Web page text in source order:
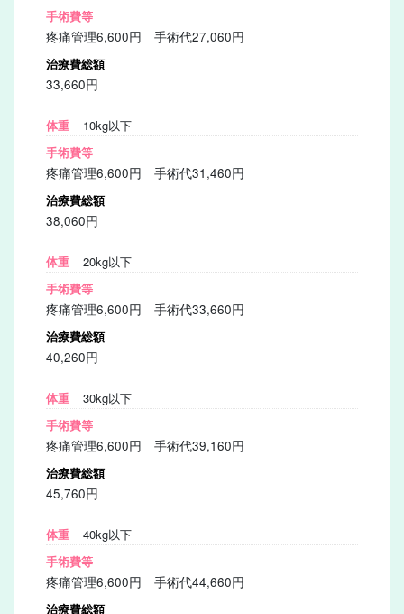
疼痛管理6,600円 手術代27,060円
33,660円
10kg以下
疼痛管理6,600円 手術代31,460円
38,060円
20kg以下
疼痛管理6,600円 手術代33,660円
40,260円
30kg以下
疼痛管理6,600円 手術代39,160円
45,760円
40kg以下
疼痛管理6,600円 手術代44,660円